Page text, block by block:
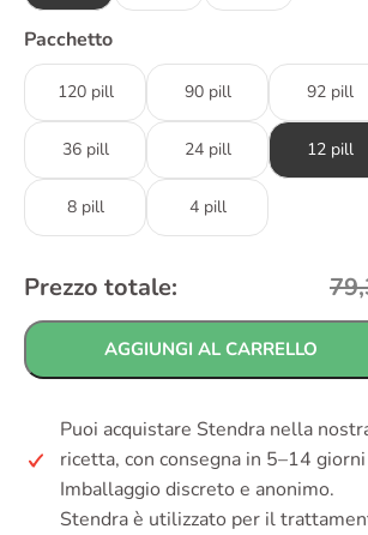
Pacchetto
120 pill 90 pill 92 pill
36 pill 24 pill 12 pill
8 pill 4 pill
Prezzo totale:
AGGIUNGI AL CARRELLO
Puoi acquistare Stendra nella
ricetta, con consegna in 5–14
Imballaggio discreto e anonimo.
Stendra è utilizzato per il